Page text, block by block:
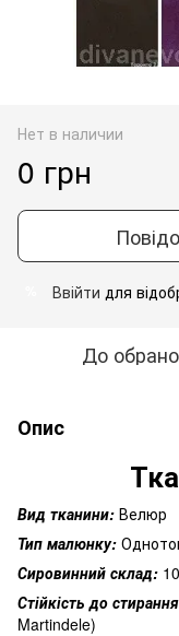
Нет в наличии
0 грн
Ввійти для
До
Опис
Вид тканини: Велюр
Тип малюнку:
Сировинний склад:
Стійкість до
Martindele)